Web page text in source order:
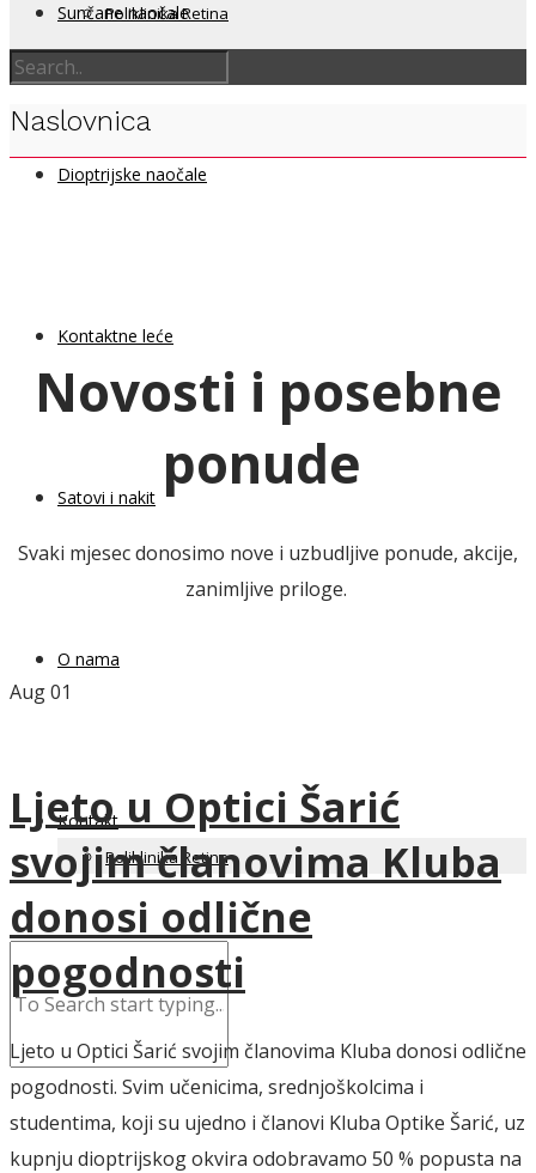
Sunčane naočale
Dioptrijske naočale
Kontaktne leće
Satovi i nakit
O nama
Kontakt
Poliklinika Retina
Poliklinika Retina
Naslovnica
Novosti i posebne
ponude
Svaki mjesec donosimo nove i uzbudljive ponude, akcije,
zanimljive priloge.
Aug01
Ljeto u Optici Šarić
svojim članovima Kluba
donosi odlične
pogodnosti
Ljeto u Optici Šarić svojim članovima Kluba donosi odlične
pogodnosti. Svim učenicima, srednjoškolcima i
studentima, koji su ujedno i članovi Kluba Optike Šarić, uz
kupnju dioptrijskog okvira odobravamo 50 % popusta na